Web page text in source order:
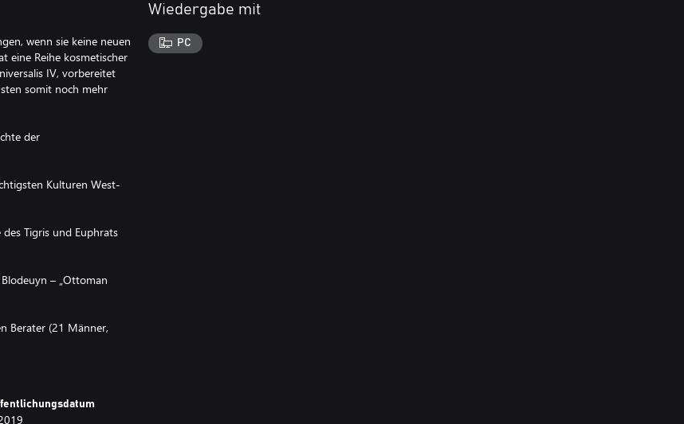
wenn sie keine neuen
eine Reihe kosmetischer
IV, vorbereitet
somit noch mehr
der
Kulturen West-
Tigris und Euphrats
– „Ottoman
Berater (21 Männer,
Wiedergabe mit
PC